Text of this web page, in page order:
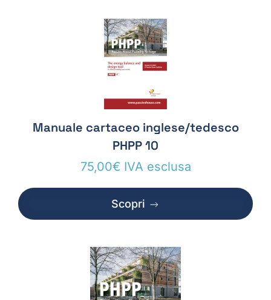
Manuale cartaceo inglese/tedesco
PHPP 10
75,00€ IVA esclusa
Scopri